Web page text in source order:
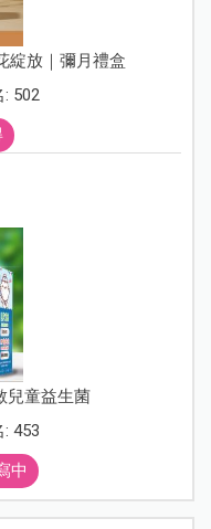
綻放｜彌月禮盒
: 502
兒童益生菌
453
中